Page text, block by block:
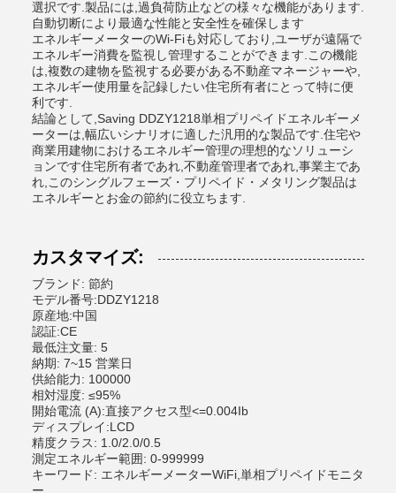
選択です.製品には,過負荷防止などの様々な機能があります.
自動切断により最適な性能と安全性を確保します
エネルギーメーターのWi-Fiも対応しており,ユーザが遠隔で
エネルギー消費を監視し管理することができます.この機能
は,複数の建物を監視する必要がある不動産マネージャーや,
エネルギー使用量を記録したい住宅所有者にとって特に便
利です.
結論として,Saving DDZY1218単相プリペイドエネルギーメ
ーターは,幅広いシナリオに適した汎用的な製品です.住宅や
商業用建物におけるエネルギー管理の理想的なソリューシ
ョンです住宅所有者であれ,不動産管理者であれ,事業主であ
れ,このシングルフェーズ・プリペイド・メタリング製品は
エネルギーとお金の節約に役立ちます.
カスタマイズ:
ブランド: 節約
モデル番号:DDZY1218
原産地:中国
認証:CE
最低注文量: 5
納期: 7~15 営業日
供給能力: 100000
相対湿度: ≤95%
開始電流 (A):直接アクセス型<=0.004Ib
ディスプレイ:LCD
精度クラス: 1.0/2.0/0.5
測定エネルギー範囲: 0-999999
キーワード: エネルギーメーターWiFi,単相プリペイドモニタ